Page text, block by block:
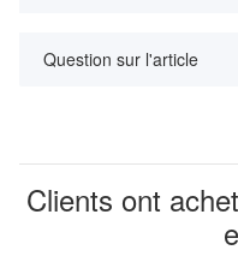
Question sur l'article
Clients ont